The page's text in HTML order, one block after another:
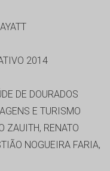
2014
DE DOURADOS
E TURISMO
ZAUITH, RENATO
NOGUEIRA FARIA,